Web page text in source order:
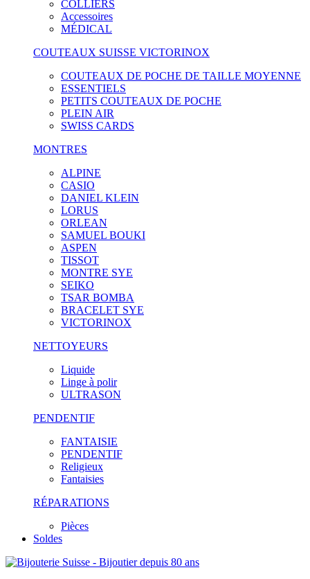
COLLIERS
Accessoires
MÉDICAL
COUTEAUX SUISSE VICTORINOX
COUTEAUX DE POCHE DE TAILLE MOYENNE
ESSENTIELS
PETITS COUTEAUX DE POCHE
PLEIN AIR
SWISS CARDS
MONTRES
ALPINE
CASIO
DANIEL KLEIN
LORUS
ORLEAN
SAMUEL BOUKI
ASPEN
TISSOT
MONTRE SYE
SEIKO
TSAR BOMBA
BRACELET SYE
VICTORINOX
NETTOYEURS
Liquide
Linge à polir
ULTRASON
PENDENTIF
FANTAISIE
PENDENTIF
Religieux
Fantaisies
RÉPARATIONS
Pièces
Soldes